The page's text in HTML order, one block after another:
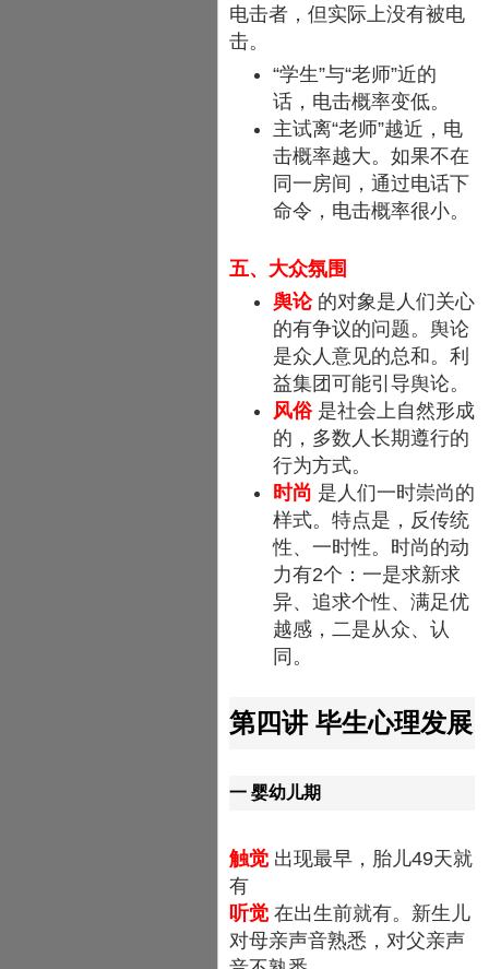
电击者，但实际上没有被电
击。
“学生”与“老师”近的
话，电击概率变低。
主试离“老师”越近，电
击概率越大。如果不在
同一房间，通过电话下
命令，电击概率很小。
五、大众氛围
舆论的对象是人们关心
的有争议的问题。舆论
是众人意见的总和。利
益集团可能引导舆论。
风俗是社会上自然形成
的，多数人长期遵行的
行为方式。
时尚 是人们一时崇尚的
样式。特点是，反传统
性、一时性。时尚的动
力有2个：一是求新求
异、追求个性、满足优
越感，二是从众、认
同。
第四讲 毕生心理发展
一 婴幼儿期
触觉出现最早，胎儿49天就
有
听觉在出生前就有。新生儿
对母亲声音熟悉，对父亲声